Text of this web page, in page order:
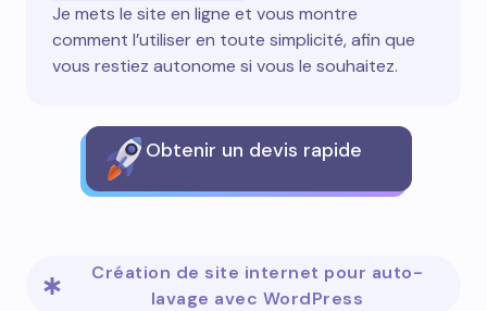
Je mets le site en ligne et vous montre
comment l’utiliser en toute simplicité, afin que
vous restiez autonome si vous le souhaitez.
Obtenir un devis rapide
Création de site internet pour auto-
lavage avec WordPress